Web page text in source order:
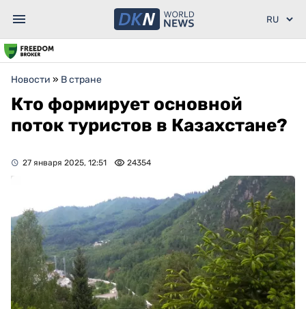
Новости » В стране
Кто формирует основной
поток туристов в Казахстане?
27 января 2025, 12:51 24354